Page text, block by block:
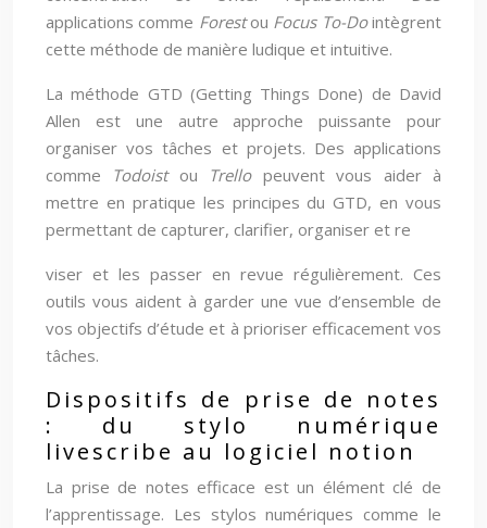
applications comme Forestou Focus To-Dointègrent
cette méthode de manière ludique et intuitive.
La méthode GTD (Getting Things Done) de David
Allen est une autre approche puissante pour
organiser vos tâches et projets. Des applications
comme Todoist ou Trello peuvent vous aider à
mettre en pratique les principes du GTD, en vous
permettant de capturer, clarifier, organiser et re
viser et les passer en revue régulièrement. Ces
outils vous aident à garder une vue d’ensemble de
vos objectifs d’étude et à prioriser efficacement vos
tâches.
Dispositifs de prise de notes
: du stylo numérique
livescribe au logiciel notion
La prise de notes efficace est un élément clé de
l’apprentissage. Les stylos numériques comme le